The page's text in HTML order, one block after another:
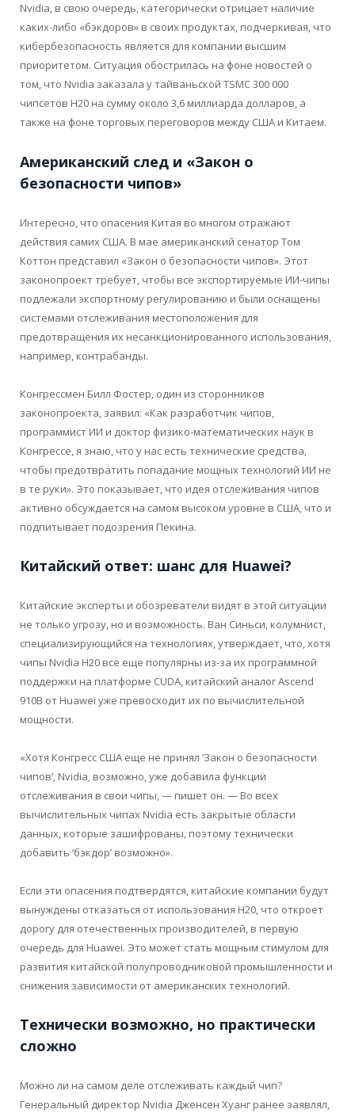
Nvidia, в свою очередь, категорически отрицает наличие
каких-либо «бэкдоров» в своих продуктах, подчеркивая, что
кибербезопасность является для компании высшим
приоритетом. Ситуация обострилась на фоне новостей о
том, что Nvidia заказала у тайваньской TSMC 300 000
чипсетов H20 на сумму около 3,6 миллиарда долларов, а
также на фоне торговых переговоров между США и Китаем.
Американский след и «Закон о
безопасности чипов»
Интересно, что опасения Китая во многом отражают
действия самих США. В мае американский сенатор Том
Коттон представил «Закон о безопасности чипов». Этот
законопроект требует, чтобы все экспортируемые ИИ-чипы
подлежали экспортному регулированию и были оснащены
системами отслеживания местоположения для
предотвращения их несанкционированного использования,
например, контрабанды.
Конгрессмен Билл Фостер, один из сторонников
законопроекта, заявил: «Как разработчик чипов,
программист ИИ и доктор физико-математических наук в
Конгрессе, я знаю, что у нас есть технические средства,
чтобы предотвратить попадание мощных технологий ИИ не
в те руки». Это показывает, что идея отслеживания чипов
активно обсуждается на самом высоком уровне в США, что и
подпитывает подозрения Пекина.
Китайский ответ: шанс для Huawei?
Китайские эксперты и обозреватели видят в этой ситуации
не только угрозу, но и возможность. Ван Синьси, колумнист,
специализирующийся на технологиях, утверждает, что, хотя
чипы Nvidia H20 все еще популярны из-за их программной
поддержки на платформе CUDA, китайский аналог Ascend
910B от Huawei уже превосходит их по вычислительной
мощности.
«Хотя Конгресс США еще не принял ‘Закон о безопасности
чипов’, Nvidia, возможно, уже добавила функции
отслеживания в свои чипы, — пишет он. — Во всех
вычислительных чипах Nvidia есть закрытые области
данных, которые зашифрованы, поэтому технически
добавить ‘бэкдор’ возможно».
Если эти опасения подтвердятся, китайские компании будут
вынуждены отказаться от использования H20, что откроет
дорогу для отечественных производителей, в первую
очередь для Huawei. Это может стать мощным стимулом для
развития китайской полупроводниковой промышленности и
снижения зависимости от американских технологий.
Технически возможно, но практически
сложно
Можно ли на самом деле отслеживать каждый чип?
Генеральный директор Nvidia Дженсен Хуанг ранее заявлял,